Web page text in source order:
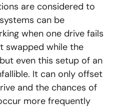
are considered to
can be
when one drive fails
swapped while the
even this setup of an
It can only offset
and the chances of
more frequently